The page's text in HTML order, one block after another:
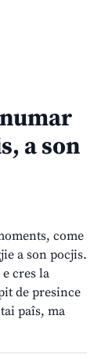
a son
come
a son pocjis.
cres la
de presince
paîs, ma